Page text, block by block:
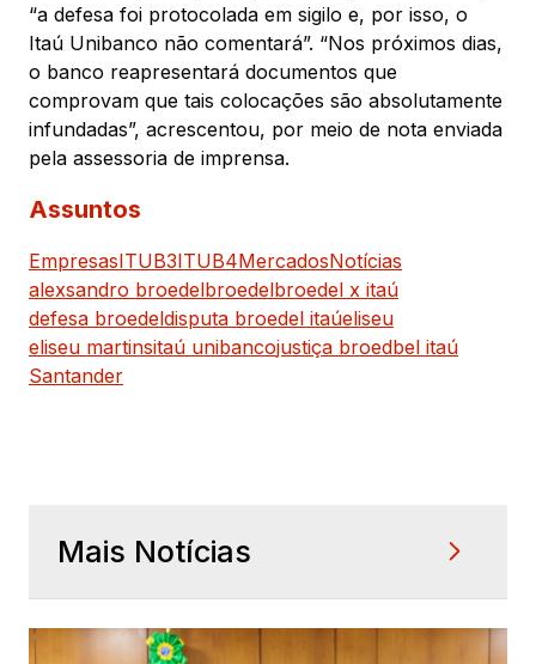
“a defesa foi protocolada em sigilo e, por isso, o
Itaú Unibanco não comentará”. “Nos próximos dias,
o banco reapresentará documentos que
comprovam que tais colocações são absolutamente
infundadas”, acrescentou, por meio de nota enviada
pela assessoria de imprensa.
Assuntos
EmpresasITUB3ITUB4MercadosNotícias
alexsandro broedelbroedelbroedel x itaú
defesa broedeldisputa broedel itaúeliseu
eliseu martinsitaú unibancojustiça broedbel itaú
Santander
Mais Notícias